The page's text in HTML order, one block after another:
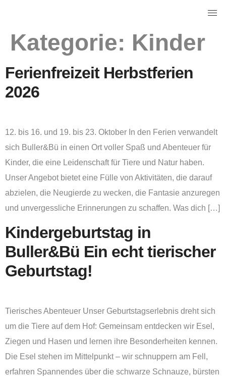
Kategorie: Kinder
Ferienfreizeit Herbstferien
2026
12. bis 16. und 19. bis 23. Oktober In den Ferien verwandelt
sich Buller&Bü in einen Ort voller Spaß und Abenteuer für
Kinder, die eine Leidenschaft für Tiere und Natur haben.
Unser Angebot bietet eine Fülle von Aktivitäten, die darauf
abzielen, die Neugierde zu wecken, die Fantasie anzuregen
und unvergessliche Erinnerungen zu schaffen. Was dich […]
Kindergeburtstag in
Buller&Bü Ein echt tierischer
Geburtstag!
Tierisches Abenteuer Unser Geburtstagserlebnis dreht sich
um die Tiere auf dem Hof: Gemeinsam entdecken wir Esel,
Ziegen und Hasen und lernen ihre Besonderheiten kennen.
Die Esel stehen im Mittelpunkt – wir schnuppern am Fell,
erfahren Spannendes über die schwarze Schnauze, bürsten